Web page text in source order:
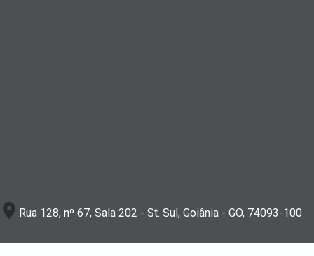
Rua 128, nº 67, Sala 202 - St. Sul, Goiânia - GO, 74093-100